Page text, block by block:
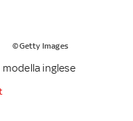
©Getty Images
modella inglese